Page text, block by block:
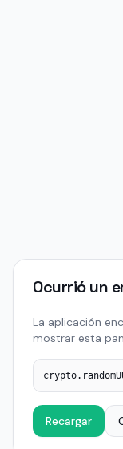
Ocurrió un
La aplicación
mostrar esta
Recargar